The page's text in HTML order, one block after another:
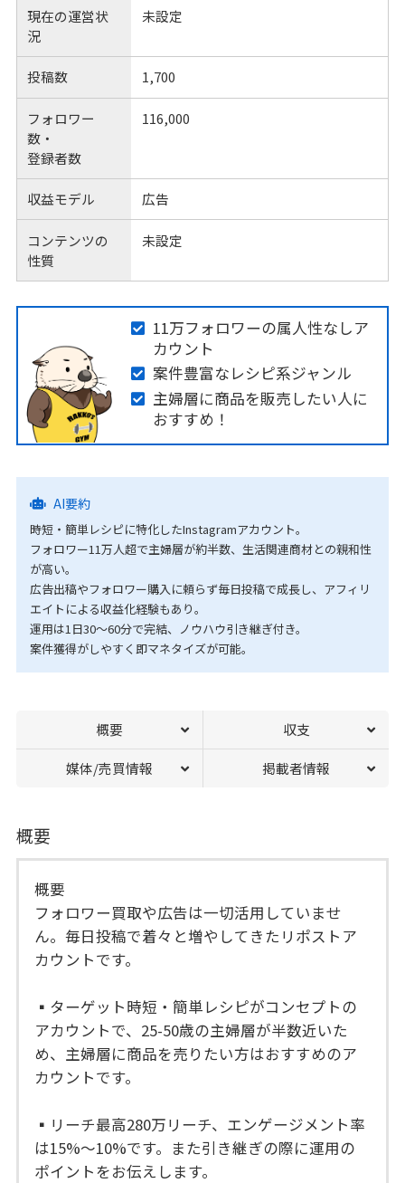
現在の運営状
況
未設定
投稿数 1,700
フォロワー
数・
登録者数
116,000
収益モデル 広告
コンテンツの
性質
未設定
11万フォロワーの属人性なしア
カウント
案件豊富なレシピ系ジャンル
主婦層に商品を販売したい人に
おすすめ！
AI要約
時短・簡単レシピに特化したInstagramアカウント。
フォロワー11万人超で主婦層が約半数、生活関連商材との親和性
が高い。
広告出稿やフォロワー購入に頼らず毎日投稿で成長し、アフィリ
エイトによる収益化経験もあり。
運用は1日30〜60分で完結、ノウハウ引き継ぎ付き。
案件獲得がしやすく即マネタイズが可能。
概要 収支
媒体/売買情報 掲載者情報
概要
概要
フォロワー買取や広告は一切活用していませ
ん。毎日投稿で着々と増やしてきたリポストア
カウントです。
▪︎ターゲット時短・簡単レシピがコンセプトの
アカウントで、25-50歳の主婦層が半数近いた
め、主婦層に商品を売りたい方はおすすめのア
カウントです。
▪︎リーチ最高280万リーチ、エンゲージメント率
は15%〜10%です。また引き継ぎの際に運用の
ポイントをお伝えします。